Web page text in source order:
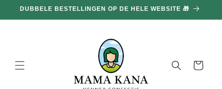
doorgaan
naar
DUBBELE BESTELLINGEN OP DE HELE WEBSITE 🎁
Mand